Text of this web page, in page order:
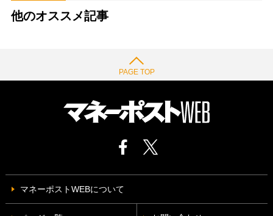
他のオススメ記事
PAGE TOP
マネーポストWEBについて